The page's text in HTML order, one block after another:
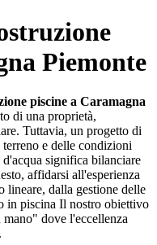
Piemonte
piscine a Caramagna
di una proprietà,
Tuttavia, un progetto di
terreno e delle condizioni
significa bilanciare
affidarsi all'esperienza
lineare, dalla gestione delle
in piscina Il nostro obiettivo
dove l'eccellenza